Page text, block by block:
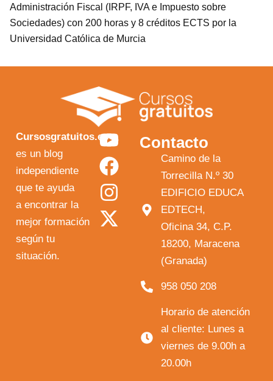
Administración Fiscal (IRPF, IVA e Impuesto sobre
Sociedades) con 200 horas y 8 créditos ECTS por la
Universidad Católica de Murcia
Cursosgratuitos.es
es un blog
independiente
que te ayuda
a encontrar la
mejor formación
según tu
situación.
Y
o
u
t
u
F
a
c
e
b
I
n
s
t
a
X
-
t
w
i
Contacto
Camino de la
Torrecilla N.º 30
EDIFICIO EDUCA
EDTECH,
Oficina 34, C.P.
18200, Maracena
(Granada)
958 050 208
Horario de atención
al cliente: Lunes a
viernes de 9.00h a
20.00h